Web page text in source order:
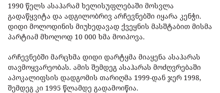
1990 წელს ასაჰარამ ხელისუფლებაში მოსვლა
გადაწყვიტა და ადგილობრივ არჩევნებში იყარა კენჭი.
დიდი მოლოდინის მიუხედავად ქვეყნის მასშტაბით მისმა
პარტიამ მხოლოდ 10 000 ხმა მოიპოვა.
არჩევნებში მარცხმა დიდი დარტყმა მიაყენა ასაჰარას
თავმოყვარეობას. ამის შემდეგ ასაჰარას მოძღვრებაში
აპოკალიფსის დადგომის თარიღმა 1999-დან ჯერ 1998,
შემდეგ კი 1995 წლამდე გადამოიწია.